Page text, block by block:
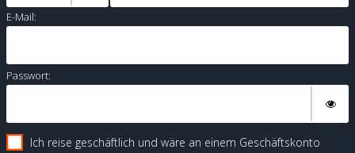
E-Mail:
Passwort:
Ich reise geschäftlich und wäre an einem Geschäftskonto